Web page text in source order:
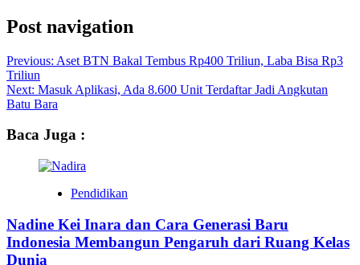
Post navigation
Previous: Aset BTN Bakal Tembus Rp400 Triliun, Laba Bisa Rp3
Triliun
Next: Masuk Aplikasi, Ada 8.600 Unit Terdaftar Jadi Angkutan
Batu Bara
Baca Juga :
Pendidikan
Nadine Kei Inara dan Cara Generasi Baru
Indonesia Membangun Pengaruh dari Ruang Kelas
Dunia